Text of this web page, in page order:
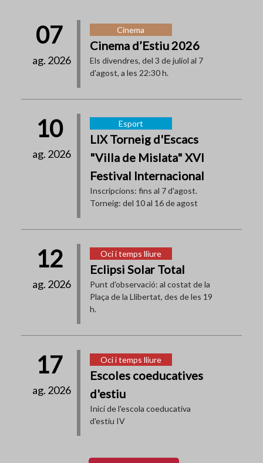
07
ag. 2026
Cinema
Cinema d’Estiu 2026
Els divendres, del 3 de juliol al 7
d'agost, a les 22:30 h.
10
ag. 2026
Esport
LIX Torneig d'Escacs
"Villa de Mislata" XVI
Festival Internacional
Inscripcions: fins al 7 d'agost.
Torneig: del 10 al 16 de agost
12
ag. 2026
Oci i temps lliure
Eclipsi Solar Total
Punt d'observació: al costat de la
Plaça de la Llibertat, des de les 19
h.
17
ag. 2026
Oci i temps lliure
Escoles coeducatives
d'estiu
Inici de l'escola coeducativa
d'estiu IV